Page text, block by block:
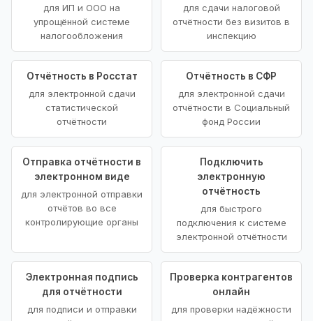
для ИП и ООО на
упрощённой системе
налогообложения
для сдачи налоговой
отчётности без визитов в
инспекцию
Отчётность в Росстат
для электронной сдачи
статистической
отчётности
Отчётность в СФР
для электронной сдачи
отчётности в Социальный
фонд России
Отправка отчётности в
электронном виде
для электронной отправки
отчётов во все
контролирующие органы
Подключить
электронную
отчётность
для быстрого
подключения к системе
электронной отчётности
Электронная подпись
для отчётности
для подписи и отправки
Проверка контрагентов
онлайн
для проверки надёжности